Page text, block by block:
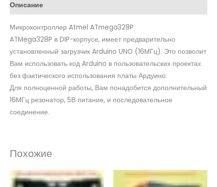
Описание
Микроконтроллер Atmel ATmega328P
ATMega328P в DIP-корпусе, имеет предварительно
установленный загрузчик Arduino UNO (16MГц). Это позволит
Вам использовать код Arduino в пользовательских проектах
без фактического использования платы Ардуино.
Для полноценной работы, Вам понадобится дополнительный
16MГц резонатор, 5В питание, и последовательное
соединение.
Похожие